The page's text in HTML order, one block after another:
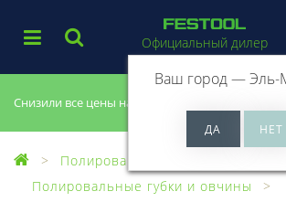
Снизили все цены на 20%, успей купить!
Официальный дилер
Ваш город —Эль-
Полирование
Полировальные губки и овчины